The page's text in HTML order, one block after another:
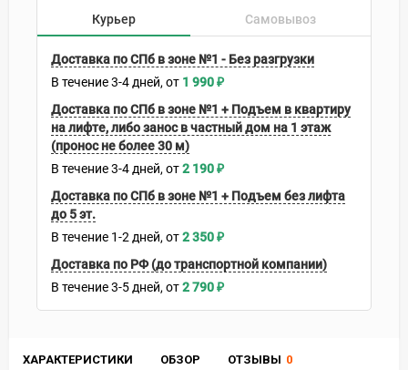
ХАРАКТЕРИСТИКИ ОБЗОР ОТЗЫВЫ 0
Курьер Самовывоз
Доставка по СПб в зоне №1 - Без разгрузки
В течение3-4 дней 1 990₽
Доставка по СПб в зоне №1 + Подъем в квартиру
на лифте, либо занос в частный дом на 1 этаж
(пронос не более 30 м)
В течение3-4 дней 2 190₽
Доставка по СПб в зоне №1 + Подъем без лифта
до 5 эт.
В течение 1-2 дней 2 350₽
Доставка по РФ (до транспортной компании)
В течение3-5 дней 2 790₽